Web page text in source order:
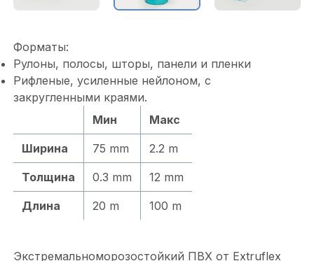
Форматы:
Рулоны, полосы, шторы, панели и пленки
Рифленые, усиленные нейлоном, с
закругленными краями.
Мин
Макс
Ширина 75 mm 2.2 m
Толщина 0.3 mm 12 mm
Длина 20 m 100 m
Экстремальноморозостойкий ПВХ от Extruflex